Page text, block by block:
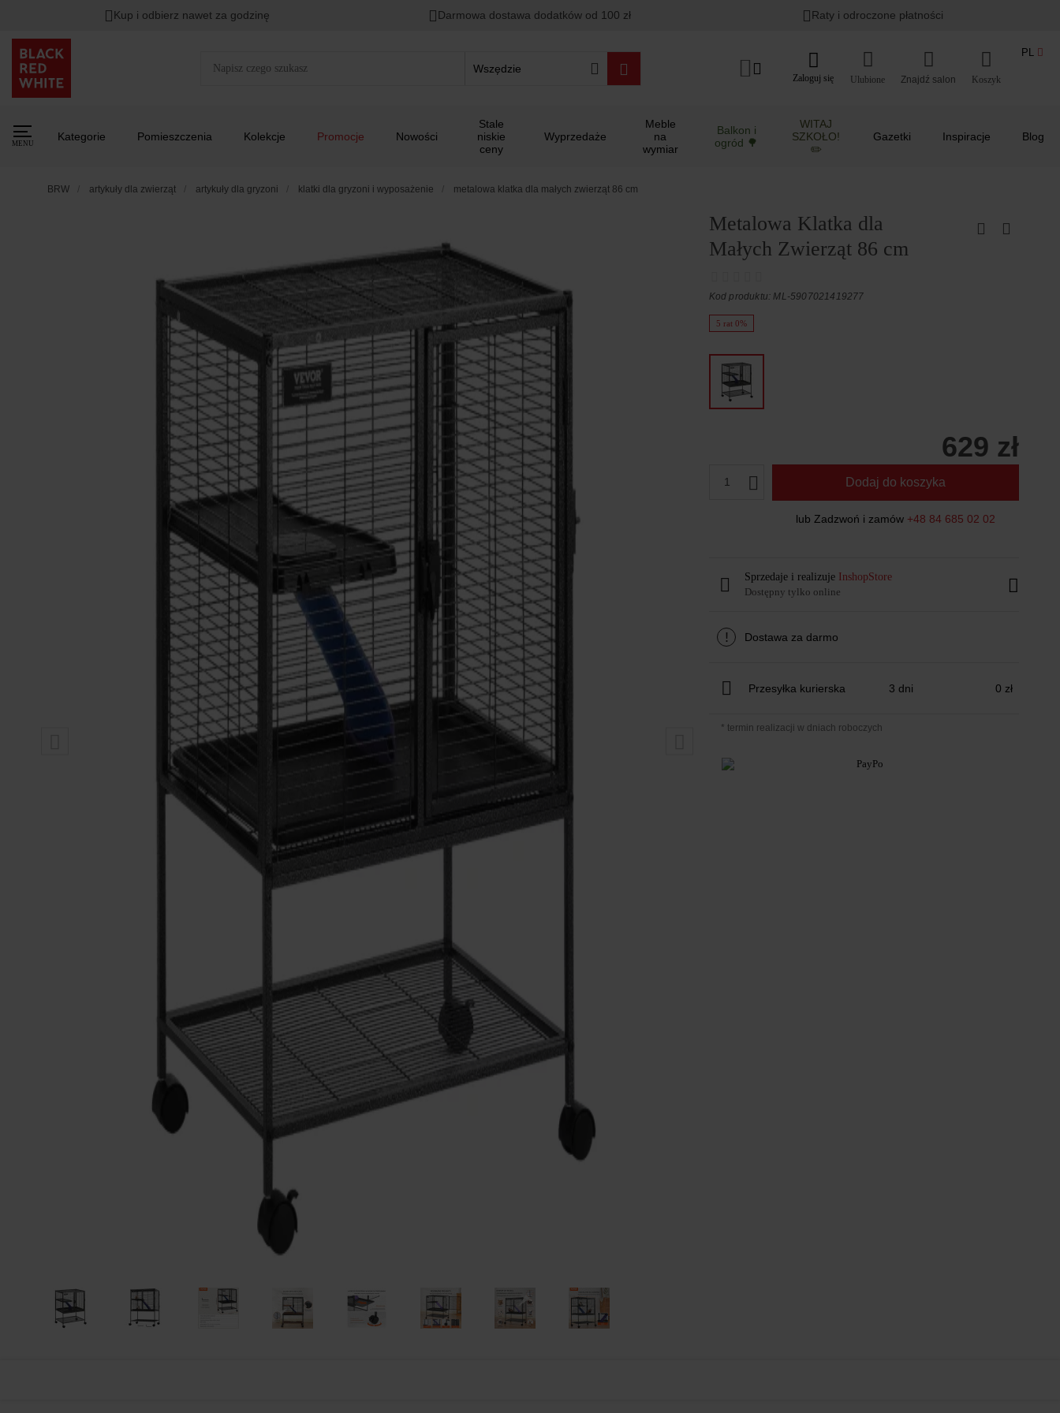
Kup i odbierz nawet za godzinę Darmowa dostawa dodatków od 100 zł Raty i odroczone płatności
Wszędzie
Zaloguj się Ulubione Koszyk
PL
MENU
Kategorie Pomieszczenia Kolekcje Promocje Nowości
Stale
niskie
ceny
Wyprzedaże
Meble
na
wymiar
Balkon i
ogród 🌳
WITAJ
SZKOŁO!
✏️
Gazetki Inspiracje Blog
BRW artykuły dla zwierząt artykuły dla gryzoni klatki dla gryzoni i wyposażenie metalowa klatka dla małych zwierząt 86 cm
Metalowa Klatka dla
Małych Zwierząt 86 cm
Kod produktu: ML-5907021419277
5 rat 0%
629 zł
1 Dodaj do koszyka
lub Zadzwoń i zamów +48 84 685 02 02
Sprzedaje i realizuje InshopStore
Dostępny tylko online
! Dostawa za darmo
Przesyłka kurierska 3 dni 0 zł
* termin realizacji w dniach roboczych